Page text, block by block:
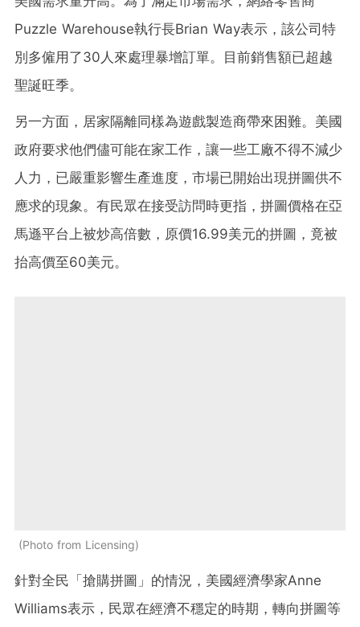
Puzzle Warehouse執行長Brian Way表示，該公司特
別多僱用了30人來處理暴增訂單。目前銷售額已超越
聖誕旺季。
另一方面，居家隔離同樣為遊戲製造商帶來困難。美國
政府要求他們儘可能在家工作，讓一些工廠不得不減少
人力，已嚴重影響生產進度，市場已開始出現拼圖供不
應求的現象。有民眾在接受訪問時更指，拼圖價格在亞
馬遜平台上被炒高倍數，原價16.99美元的拼圖，竟被
抬高價至60美元。
Photo from Licensing
針對全民「搶購拼圖」的情況，美國經濟學家Anne
Williams表示，民眾在經濟不穩定的時期，轉向拼圖等